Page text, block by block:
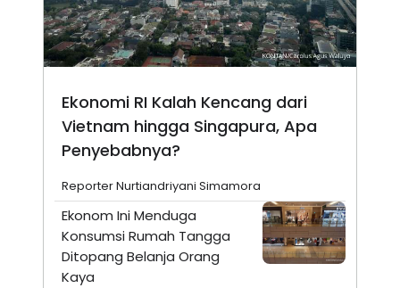
Ekonomi RI Kalah Kencang dari
Vietnam hingga Singapura, Apa
Penyebabnya?
Reporter Nurtiandriyani Simamora
Ekonom Ini Menduga
Konsumsi Rumah Tangga
Ditopang Belanja Orang
Kaya